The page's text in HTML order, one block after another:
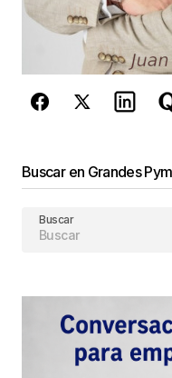
reCAPTCHA y
privacidad y los
de Googlese
Buscar en Grandes
Buscar